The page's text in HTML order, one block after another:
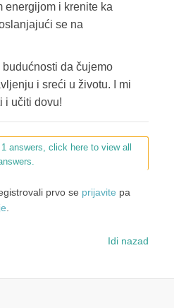
energijom i krenite ka
se na
da čujemo
i sreći u životu. I mi
i učiti dovu!
answers, click here to view all
prvo se prijavite pa
.
Idi nazad